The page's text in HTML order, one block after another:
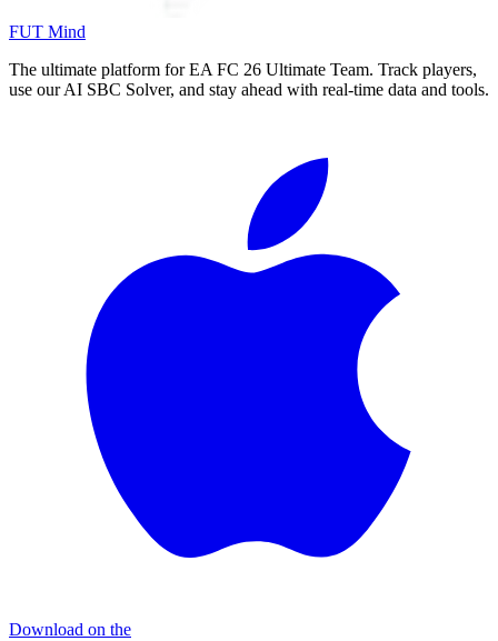
FUT Mind
The ultimate platform for EA FC 26 Ultimate Team. Track players,
use our AI SBC Solver, and stay ahead with real-time data and tools.
Download on the